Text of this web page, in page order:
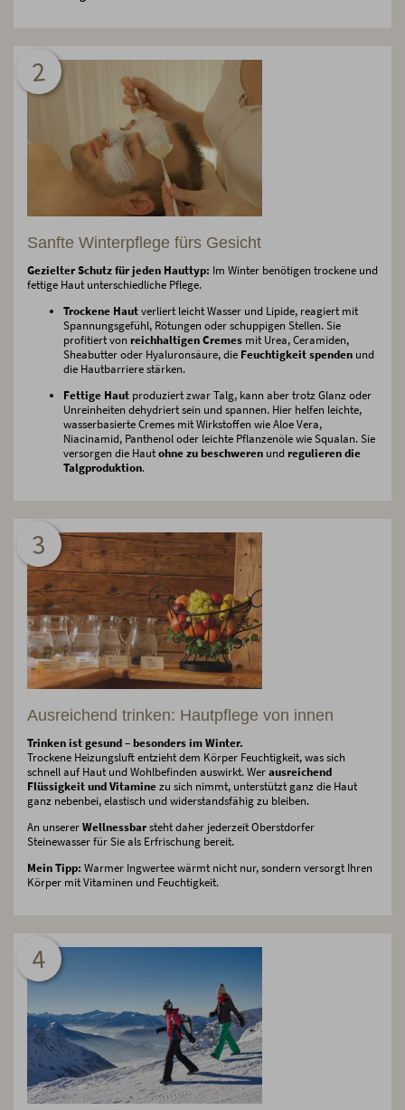
2
Sanfte Winterpflege fürs Gesicht
Gezielter Schutz für jeden Hauttyp: Im Winter benötigen trockene und
fettige Haut unterschiedliche Pflege.
Trockene Hautverliert leicht Wasser und Lipide, reagiert mit
Spannungsgefühl, Rötungen oder schuppigen Stellen. Sie
profitiert von reichhaltigen Cremes mit Urea, Ceramiden,
Sheabutter oder Hyaluronsäure, die Feuchtigkeit spenden und
die Hautbarriere stärken.
Fettige Haut produziert zwar Talg, kann aber trotz Glanz oder
Unreinheiten dehydriert sein und spannen. Hier helfen leichte,
wasserbasierte Cremes mit Wirkstoffen wie Aloe Vera,
Niacinamid, Panthenol oder leichte Pflanzenöle wie Squalan. Sie
versorgen die Hautohne zu beschweren undregulieren die
Talgproduktion.
3
Ausreichend trinken: Hautpflege von innen
Trinken ist gesund – besonders im Winter.
Trockene Heizungsluft entzieht dem Körper Feuchtigkeit, was sich
schnell auf Haut und Wohlbefinden auswirkt. Werausreichend
Flüssigkeit und Vitaminezu sich nimmt, unterstützt ganz die Haut
ganz nebenbei, elastisch und widerstandsfähig zu bleiben.
An unsererWellnessbarsteht daher jederzeit Oberstdorfer
Steinewasser für Sie als Erfrischung bereit.
Mein Tipp: Warmer Ingwertee wärmt nicht nur, sondern versorgt Ihren
Körper mit Vitaminen und Feuchtigkeit.
4